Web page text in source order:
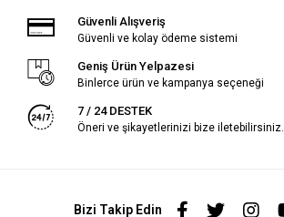
Güvenli Alışveriş
Güvenli ve kolay ödeme sistemi
Geniş Ürün Yelpazesi
Binlerce ürün ve kampanya seçeneği
7 / 24 DESTEK
Öneri ve şikayetlerinizi bize iletebilirsiniz.
Bizi Takip Edin